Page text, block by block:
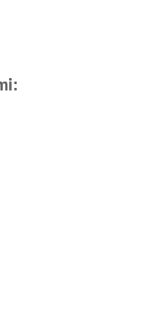
часов Xiaomi